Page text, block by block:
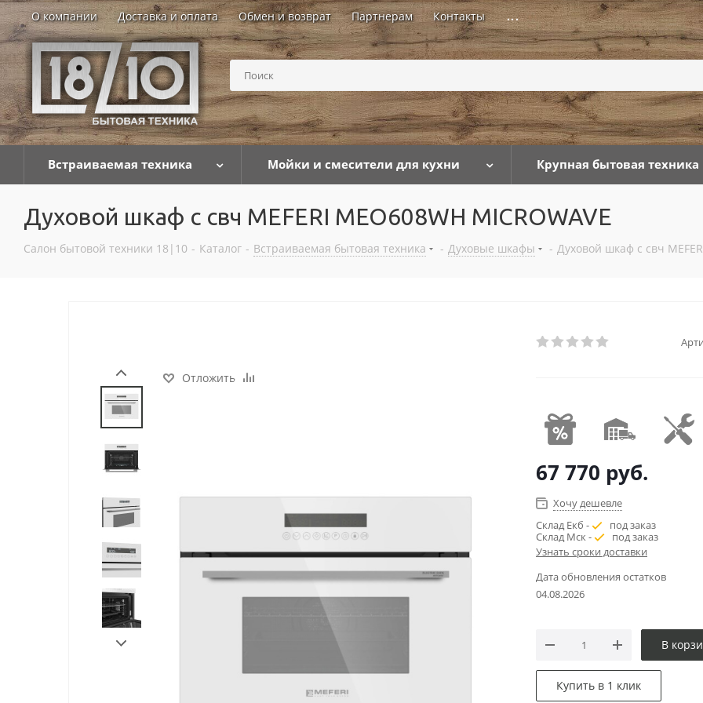
О компании Доставка и оплата Обмен и возврат Партнерам Контакты ...
Встраиваемая техника Мойки и смесители для кухни Крупная бытовая техника
Духовой шкаф с свч MEFERI MEO608WH MICROWAVE
Салон бытовой техники 18|10 - Каталог - Встраиваемая бытовая техника - Духовые шкафы - Духовой шкаф с свч
Отложить
67 770 руб.
Хочу дешевле
Склад Екб -
под заказ
Склад Мск -
под заказ
Узнать сроки доставки
Дата обновления остатков
04.08.2026
В
Купить в 1 клик